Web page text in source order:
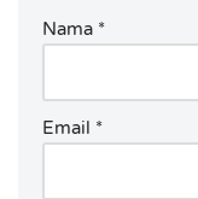
Nama *
Email *